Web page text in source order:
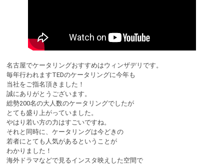
名古屋でケータリングおすすめはウィンザデリです。
毎年行われますTEDのケータリングに今年も
当社をご指名頂きました！
誠にありがとうございます。
総勢200名の大人数のケータリングでしたが
とても盛り上がっていました。
やはり若い方の力はすごいですね。
それと同時に、ケータリングは今どきの
若者にとても人気があるということが
わかりました！
海外ドラマなどで見るインスタ映えした空間で